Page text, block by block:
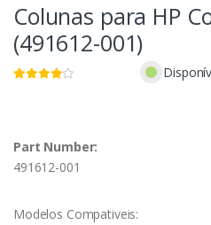
Colunas para HP
(491612-001)
Part Number:
491612-001
Modelos Compativeis: